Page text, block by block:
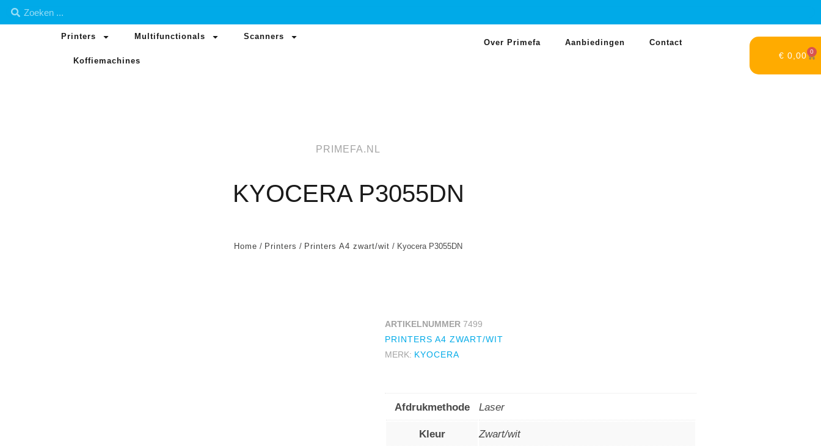
Printers Multifunctionals Scanners
Koffiemachines
Over Primefa Aanbiedingen Contact
€ 0,00 0
PRIMEFA.NL
KYOCERA P3055DN
Home / Printers / Printers A4 zwart/wit / Kyocera P3055DN
ARTIKELNUMMER 7499
PRINTERS A4 ZWART/WIT
MERK: KYOCERA
Afdrukmethode Laser
Kleur Zwart/wit